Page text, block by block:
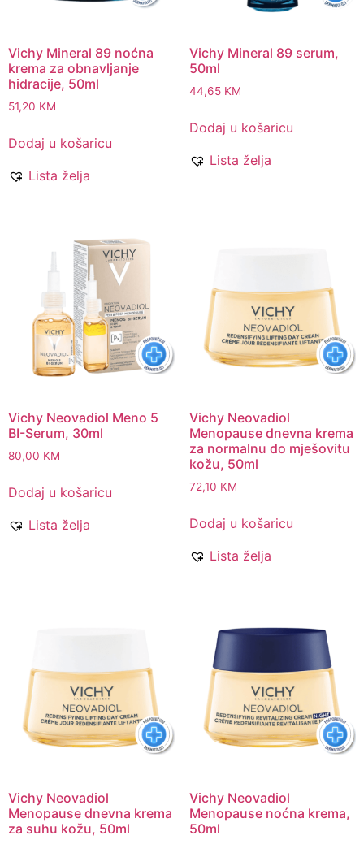
Vichy Mineral 89 noćna
krema za obnavljanje
hidracije, 50ml
51,20 KM
Dodaj u košaricu
Lista želja
Vichy Mineral 89 serum,
50ml
44,65 KM
Dodaj u košaricu
Lista želja
Vichy Neovadiol Meno 5
BI-Serum, 30ml
80,00 KM
Dodaj u košaricu
Lista želja
Vichy Neovadiol
Menopause dnevna krema
za normalnu do mješovitu
kožu, 50ml
72,10 KM
Dodaj u košaricu
Lista želja
Vichy Neovadiol
Menopause dnevna krema
za suhu kožu, 50ml
Vichy Neovadiol
Menopause noćna krema,
50ml